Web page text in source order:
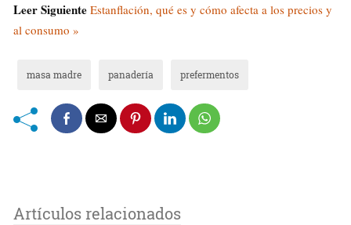
Leer Siguiente Estanflación, qué es y cómo afecta a los precios y
al consumo »
masa madre panadería prefermentos
Artículos relacionados